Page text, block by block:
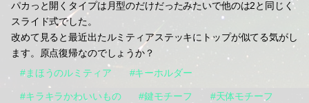
パカっと開くタイプは月型のだけだったみたいで他のは2と同じく
スライド式でした。
改めて見ると最近出たルミティアステッキにトップが似てる気がし
ます。原点復帰なのでしょうか？
#まほうのルミティア
#キーホルダー
#キラキラかわいいもの #鍵モチーフ #天体モチーフ